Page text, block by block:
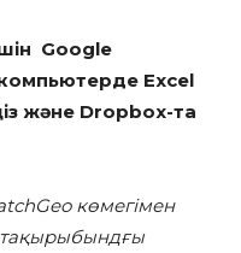
Google
Excel
және Dropbox-та
көмегімен
тақырыбындғы